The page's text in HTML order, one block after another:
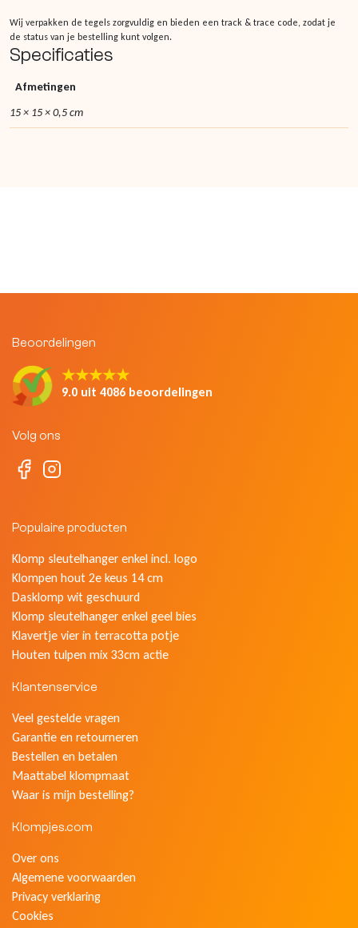
Wij verpakken de tegels zorgvuldig en bieden een track & trace code, zodat je
de status van je bestelling kunt volgen.
Specificaties
Afmetingen
15 × 15 × 0,5 cm
Beoordelingen
★★★★★
9.0 uit 4086 beoordelingen
Volg ons
Populaire producten
Klomp sleutelhanger enkel incl. logo
Klompen hout 2e keus 14 cm
Dasklomp wit geschuurd
Klomp sleutelhanger enkel geel bies
Klavertje vier in terracotta potje
Houten tulpen mix 33cm actie
Klantenservice
Veel gestelde vragen
Garantie en retourneren
Bestellen en betalen
Maattabel klompmaat
Waar is mijn bestelling?
Klompjes.com
Over ons
Algemene voorwaarden
Privacy verklaring
Cookies